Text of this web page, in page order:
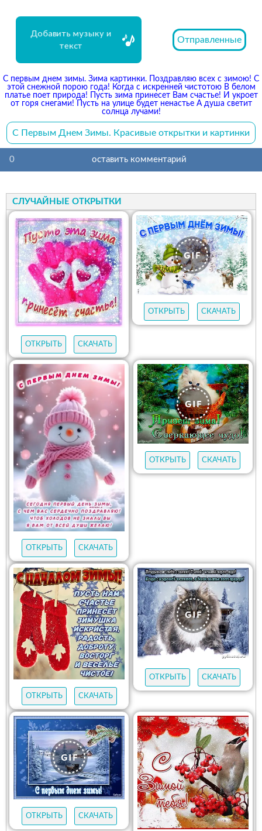
Добавить музыку и
текст
Отправленные
С первым днем зимы. Зима картинки. Поздравляю всех с зимою! С
этой снежной порою года! Когда с искренней чистотою В белом
платье поет природа! Пусть зима принесет Вам счастье! И укроет
от горя снегами! Пусть на улице будет ненастье А душа светит
солнца лучами!
С Первым Днем Зимы. Красивые открытки и картинки
0 оставить комментарий
СЛУЧАЙНЫЕ ОТКРЫТКИ
ОТКРЫТЬ СКАЧАТЬ
ОТКРЫТЬ СКАЧАТЬ
ОТКРЫТЬ СКАЧАТЬ
ОТКРЫТЬ СКАЧАТЬ
ОТКРЫТЬ СКАЧАТЬ
ОТКРЫТЬ СКАЧАТЬ
ОТКРЫТЬ СКАЧАТЬ